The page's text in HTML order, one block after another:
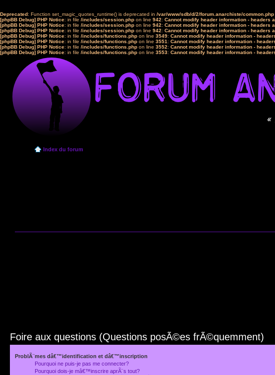
Deprecated: Function set_magic_quotes_runtime() is deprecated in /var/www/sdb/d/2/forum.anarchiste/common.php
[phpBB Debug] PHP Notice: in file /includes/session.php on line 942: Cannot modify header information - headers
[phpBB Debug] PHP Notice: in file /includes/session.php on line 942: Cannot modify header information - headers
[phpBB Debug] PHP Notice: in file /includes/session.php on line 942: Cannot modify header information - headers
[phpBB Debug] PHP Notice: in file /includes/functions.php on line 3549: Cannot modify header information -
[phpBB Debug] PHP Notice: in file /includes/functions.php on line 3551: Cannot modify header information -
[phpBB Debug] PHP Notice: in file /includes/functions.php on line 3552: Cannot modify header information -
[phpBB Debug] PHP Notice: in file /includes/functions.php on line 3553: Cannot modify header information -
Index du forum
Foire aux questions (Questions posÃ©es frÃ©quemment)
ProblÃ¨mes dâ€™identification et dâ€™inscription
Pourquoi ne puis-je pas me connecter?
Pourquoi dois-je mâ€™inscrire aprÃ¨s tout?